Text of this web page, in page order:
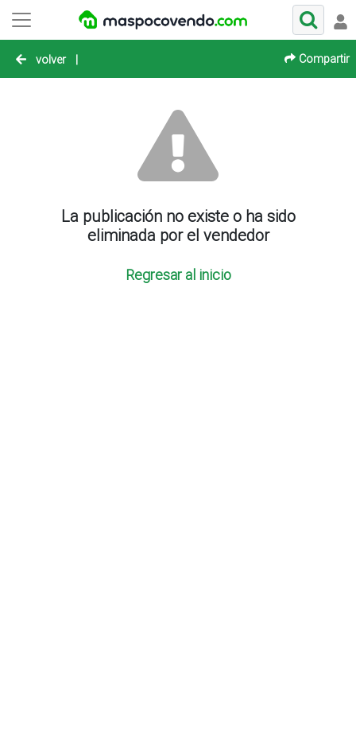
volver | Compartir
La publicación no existe o ha sido
eliminada por el vendedor
Regresar al inicio